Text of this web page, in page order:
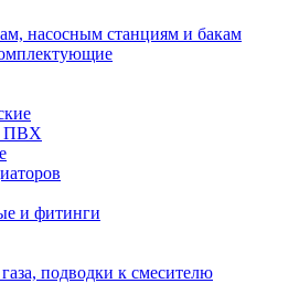
насосным станциям и бакам
ПВХ
и фитинги
подводки к смесителю